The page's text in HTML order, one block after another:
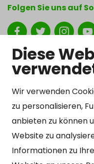
Diese
Wir verwenden
zu personalisieren,
anbieten zu können
Website zu
Informationen zu
Folgen Sie uns auf
Show my cookie
Kangasniemen kunta
Otto Mannisen tie 2
51200 Kangasniemi